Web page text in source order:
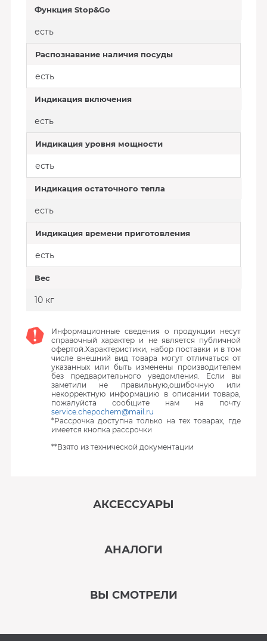
Функция Stop&Go
есть
Распознавание наличия посуды
есть
Индикация включения
есть
Индикация уровня мощности
есть
Индикация остаточного тепла
есть
Индикация времени приготовления
есть
Вес
10 кг
Информационные сведения о продукции несут
справочный характер и не является публичной
офертой.Характеристики, набор поставки и в том
числе внешний вид товара могут отличаться от
указанных или быть изменены производителем
без предварительного уведомления. Если вы
заметили не правильную,ошибочную или
некорректную информацию в описании товара,
пожалуйста сообщите нам на почту
service.chepochem@mail.ru
*Рассрочка доступна только на тех товарах, где
имеется кнопка рассрочки
**Взято из технической документации
АКСЕССУАРЫ
АНАЛОГИ
ВЫ СМОТРЕЛИ